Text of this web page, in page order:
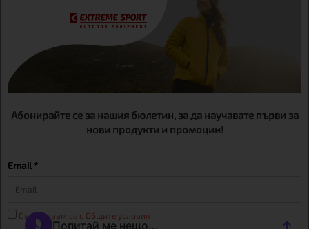
Абонирайте се за нашия бюлетин, за да научавате първи за
нови продукти и промоции!
Email *
Съгласявам се с Общите условия